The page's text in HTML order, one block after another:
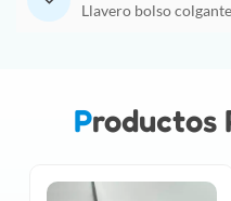
Llavero bolso